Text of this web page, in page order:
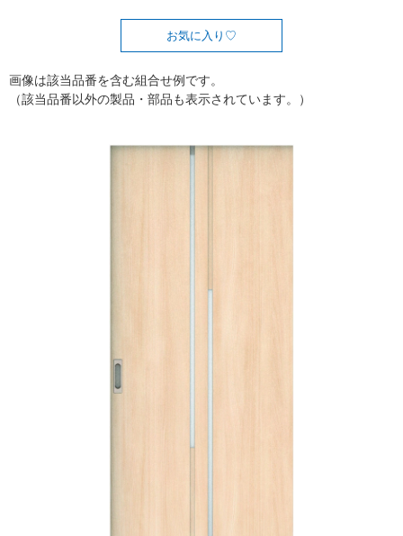
お気に入り
画像は該当品番を含む組合せ例です。
（該当品番以外の製品・部品も表示されています。）